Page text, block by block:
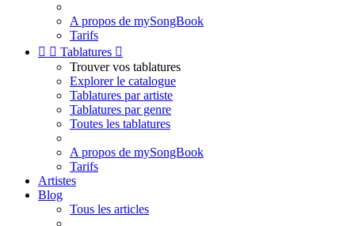
A propos de mySongBook
Tarifs
  Tablatures 
Trouver vos tablatures
Explorer le catalogue
Tablatures par artiste
Tablatures par genre
Toutes les tablatures
A propos de mySongBook
Tarifs
Artistes
Blog
Tous les articles